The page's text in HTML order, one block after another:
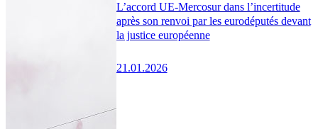
L’accord UE-Mercosur dans l’incertitude
après son renvoi par les eurodéputés devant
la justice européenne
21.01.2026